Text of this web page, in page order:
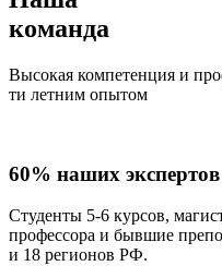
команда
Высокая компетенция и
ти летним опытом
60% наших экспертов
Студенты 5-6 курсов,
профессора и бывшие
и 18 регионов РФ.